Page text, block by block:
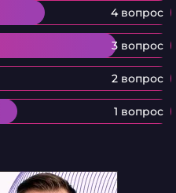
4 вопрос
3 вопрос
2 вопрос
1 вопрос